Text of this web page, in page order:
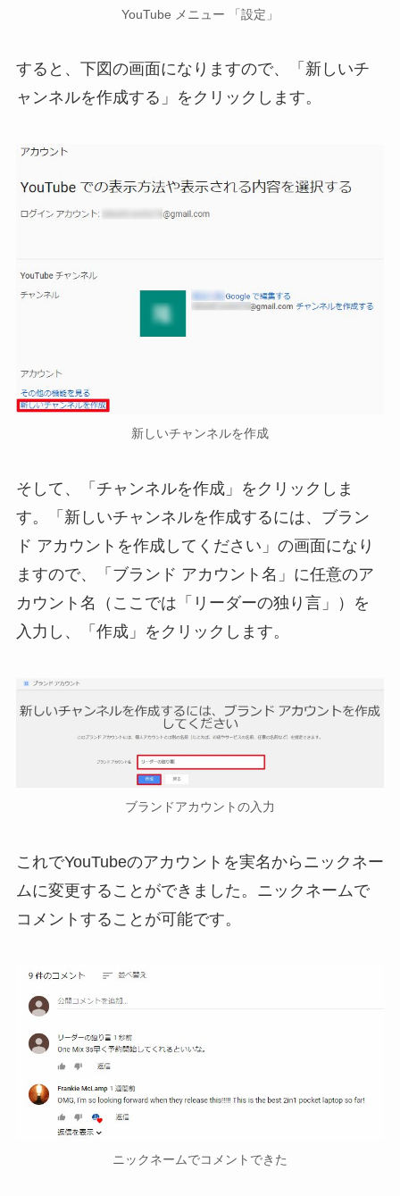
YouTube メニュー 「設定」
すると、下図の画面になりますので、「新しいチ
ャンネルを作成する」をクリックします。
新しいチャンネルを作成
そして、「チャンネルを作成」をクリックしま
す。「新しいチャンネルを作成するには、ブラン
ド アカウントを作成してください」の画面になり
ますので、「ブランド アカウント名」に任意のア
カウント名（ここでは「リーダーの独り言」）を
入力し、「作成」をクリックします。
ブランドアカウントの入力
これでYouTubeのアカウントを実名からニックネー
ムに変更することができました。ニックネームで
コメントすることが可能です。
ニックネームでコメントできた